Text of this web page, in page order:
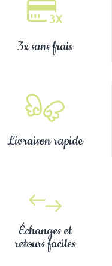
3x sans frais
Livraison rapide
Échanges et
retours faciles